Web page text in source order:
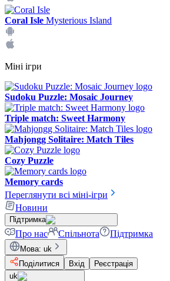
Coral Isle Mysterious Island
Міні ігри
Sudoku Puzzle: Mosaic Journey
Triple match: Sweet Harmony
Mahjongg Solitaire: Match Tiles
Cozy Puzzle
Memory cards
Переглянути всі міні-ігри
Новини
Підтримка
Про нас Спільнота Підтримка
Мова: uk
Поділитися
Вхід
Реєстрація
uk